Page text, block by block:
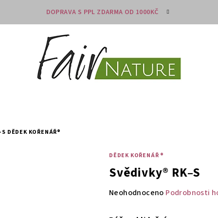
DOPRAVA S PPL ZDARMA OD 1000KČ
DĚDEK KOŘENÁŘ®
DĚDEK KOŘENÁŘ ®
Svědivky® RK–S
Průměrné
produktu
Neohodnoceno Podrobnosti